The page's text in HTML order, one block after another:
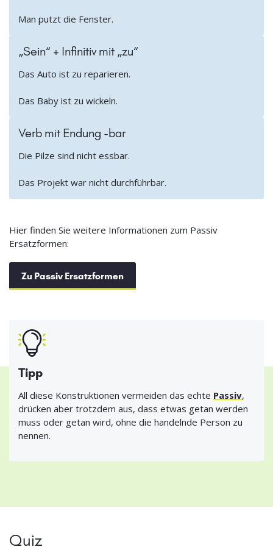
Man putzt die Fenster.
„Sein“ + Infinitiv mit „zu“
Das Auto ist zu reparieren.
Das Baby ist zu wickeln.
Verb mit Endung -bar
Die Pilze sind nicht essbar.
Das Projekt war nicht durchführbar.
Hier finden Sie weitere Informationen zum Passiv
Ersatzformen:
Zu Passiv Ersatzformen
Tipp
All diese Konstruktionen vermeiden das echte Passiv,
drücken aber trotzdem aus, dass etwas getan werden
muss oder getan wird, ohne die handelnde Person zu
nennen.
Quiz